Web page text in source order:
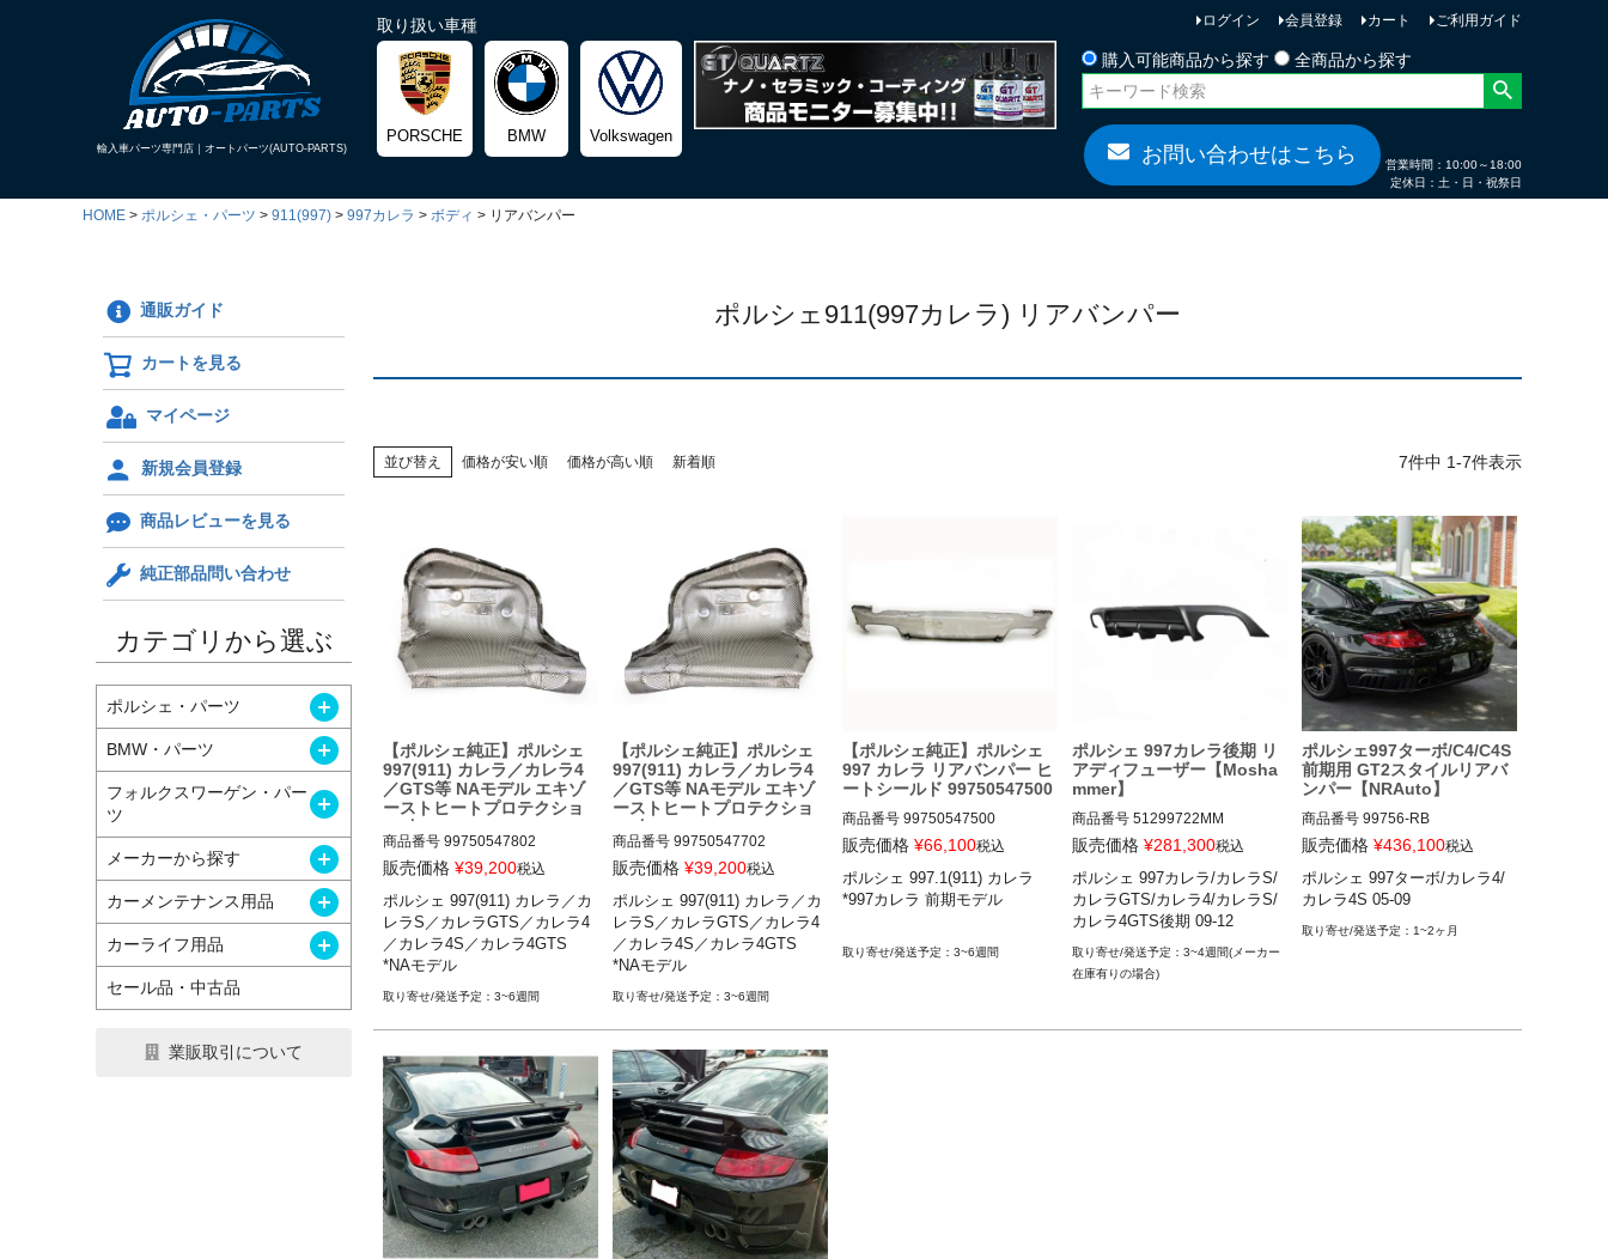
輸入車パーツ専門店｜オートパーツ(AUTO-PARTS)
取り扱い車種
PORSCHE BMW Volkswagen
ログイン 会員登録 カート
ご利用ガイド
購入可能商品から探す
全商品から探す
検索
お問い合わせはこちら
営業時間：10:00～18:00
定休日：土・日・祝祭日
HOME ポルシェ・パーツ 911(997) 997カレラ ボディ リアバンパー
通販ガイド
カートを見る
マイページ
新規会員登録
商品レビューを見る
純正部品問い合わせ
カテゴリから選ぶ
ポルシェ・パーツ
BMW・パーツ
フォルクスワーゲン・パー
ツ
メーカーから探す
カーメンテナンス用品
カーライフ用品
セール品・中古品
業販取引について
ポルシェ911(997カレラ) リアバンパー
並び替え 価格が安い順 価格が高い順 新着順 7件中 1-7件表示
【ポルシェ純正】ポルシェ
997(911) カレラ／カレラ4
／GTS等 NAモデル エキゾ
ーストヒートプロテクショ
ン 右 99750547802
商品番号 99750547802
ポルシェ 997(911) カレラ／カレ
ラS／カレラGTS／カレラ4／カ
レラ4S／カレラ4GTS 05-12
*NAモデル
販売価格 ¥39,200税込
ポルシェ 997(911) カレラ／カ
レラS／カレラGTS／カレラ4
／カレラ4S／カレラ4GTS
*NAモデル
3~6週間
【ポルシェ純正】ポルシェ
997(911) カレラ／カレラ4
／GTS等 NAモデル エキゾ
ーストヒートプロテクショ
ン 左 99750547702
商品番号 99750547702
ポルシェ 997(911) カレラ／カレ
ラS／カレラGTS／カレラ4／カ
レラ4S／カレラ4GTS 05-12
*NAモデル
販売価格 ¥39,200税込
ポルシェ 997(911) カレラ／カ
レラS／カレラGTS／カレラ4
／カレラ4S／カレラ4GTS
*NAモデル
3~6週間
【ポルシェ純正】ポルシェ
997 カレラ リアバンパー ヒ
ートシールド 99750547500
商品番号 99750547500
ポルシェ 997.1(911) カレラ／カ
レラS／カレラ4／カレラ4S 04-
*997カレラ 前期モデル
販売価格 ¥66,100税込
ポルシェ 997.1(911) カレラ
*997カレラ 前期モデル
3~6週間
ポルシェ 997カレラ後期 リ
アディフューザー【Mosha
mmer】
商品番号 51299722MM
51299722MM
12FVD：512 997 22MM
ポルシェ 997カレラ/カレラS/カ
レラGTS/カレラ4/カレラS/カレ
ラ4GTS後期 09-12
販売価格 ¥281,300税込
ポルシェ 997カレラ/カレラS/
カレラGTS/カレラ4/カレラS/
カレラ4GTS後期 09-12
3~4週間(メーカー
在庫有りの場合)
ポルシェ997ターボ/C4/C4S
前期用 GT2スタイルリアバ
ンパー【NRAuto】
商品番号 99756-RB
99756-RB
販売価格 ¥436,100税込
ポルシェ 997ターボ/カレラ4/
カレラ4S 05-09
1~2ヶ月